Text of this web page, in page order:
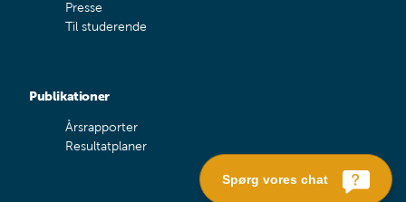
Presse
Til studerende
Publikationer
Årsrapporter
Resultatplaner
Spørg vores chat